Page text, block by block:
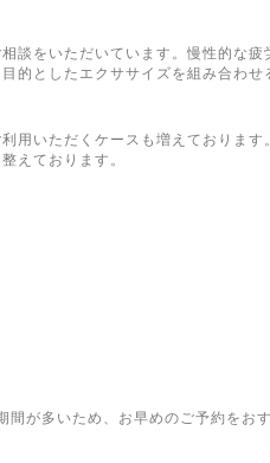
談をいただいています。慢性的な
的としたエクササイズを組み合わせ
用いただくケースも増えておりま
えております。
が多いため、お早めのご予約をお